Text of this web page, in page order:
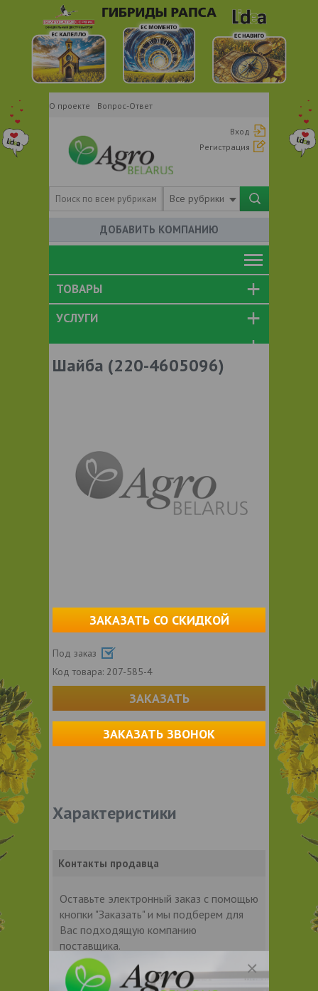
О проекте Вопрос-Ответ
Вход
Регистрация
Все рубрики
ДОБАВИТЬ КОМПАНИЮ
ТОВАРЫ
УСЛУГИ
Шайба (220-4605096)
ЗАКАЗАТЬ СО СКИДКОЙ
Под заказ
Код товара: 207-585-4
ЗАКАЗАТЬ
ЗАКАЗАТЬ ЗВОНОК
Характеристики
Контакты продавца
Оставьте электронный заказ с помощью
кнопки "Заказать" и мы подберем для
Вас подходящую компанию
поставщика.